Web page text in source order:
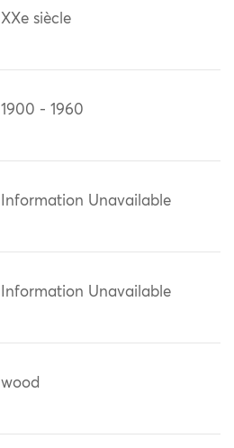
XXe siècle
1900 - 1960
Information Unavailable
Information Unavailable
wood